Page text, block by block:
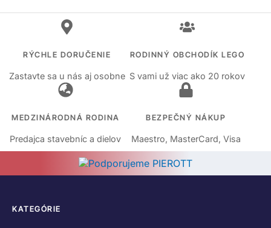
RÝCHLE DORUČENIE
Zastavte sa u nás aj osobne
RODINNÝ OBCHODÍK LEGO
S vami už viac ako 20 rokov
MEDZINÁRODNÁ RODINA
Predajca stavebníc a dielov
BEZPEČNÝ NÁKUP
Maestro, MasterCard, Visa
KATEGÓRIE